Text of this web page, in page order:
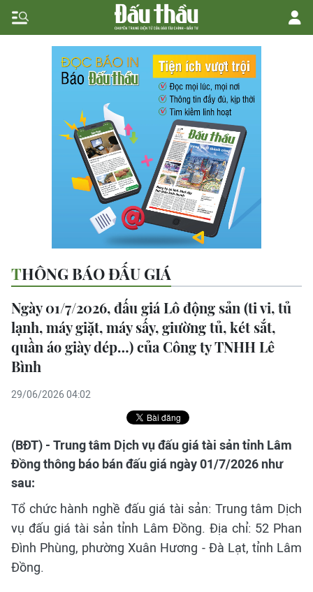
THÔNG BÁO ĐẤU GIÁ
Ngày 01/7/2026, đấu giá Lô động sản (ti vi, tủ
lạnh, máy giặt, máy sấy, giường tủ, két sắt,
quần áo giày dép…) của Công ty TNHH Lê
Bình
29/06/2026 04:02
(BĐT) - Trung tâm Dịch vụ đấu giá tài sản tỉnh Lâm
Đồng thông báo bán đấu giá ngày 01/7/2026 như
sau:
Tổ chức hành nghề đấu giá tài sản: Trung tâm Dịch
vụ đấu giá tài sản tỉnh Lâm Đồng. Địa chỉ: 52 Phan
Đình Phùng, phường Xuân Hương - Đà Lạt, tỉnh Lâm
Đồng.